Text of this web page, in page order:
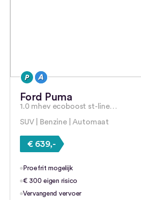
Ford Puma
1.0 mhev ecoboost st-line…
SUV | Benzine | Automaat
€ 639,-
Proefrit mogelijk
€ 300 eigen risico
Vervangend vervoer